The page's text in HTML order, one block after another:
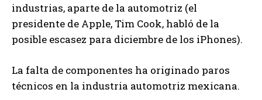
industrias, aparte de la automotriz (el
presidente de Apple, Tim Cook, habló de la
posible escasez para diciembre de los iPhones).
La falta de componentes ha originado paros
técnicos en la industria automotriz mexicana.